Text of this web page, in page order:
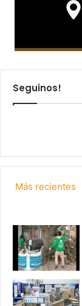
Seguinos!
Más recientes